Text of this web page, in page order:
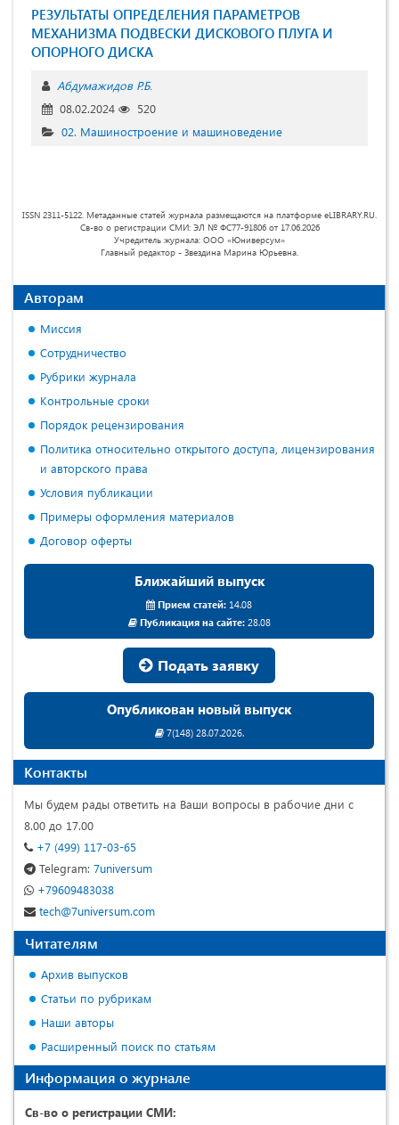
РЕЗУЛЬТАТЫ ОПРЕДЕЛЕНИЯ ПАРАМЕТРОВ
МЕХАНИЗМА ПОДВЕСКИ ДИСКОВОГО ПЛУГА И
ОПОРНОГО ДИСКА
Абдумажидов Р.Б.
08.02.2024
520
02. Машиностроение и машиноведение
ISSN 2311-5122. Метаданные статей журнала размещаются на платформе eLIBRARY.RU.
Св-во о регистрации СМИ: ЭЛ № ФС77-91806 от 17.06.2026
Учредитель журнала: ООО «Юниверсум»
Главный редактор - Звездина Марина Юрьевна.
Авторам
Миссия
Сотрудничество
Рубрики журнала
Контрольные сроки
Порядок рецензирования
Политика относительно открытого доступа, лицензирования
и авторского права
Условия публикации
Примеры оформления материалов
Договор оферты
Ближайший выпуск
Прием статей: 14.08
Публикация на сайте:28.08
Подать заявку
Опубликован новый выпуск
7(148) 28.07.2026.
Контакты
Мы будем рады ответить на Ваши вопросы в рабочие дни с
8.00 до 17.00
+7 (499) 117-03-65
Telegram: 7universum
+79609483038
tech@7universum.com
Читателям
Архив выпусков
Статьи по рубрикам
Наши авторы
Расширенный поиск по статьям
Информация о журнале
Св-во о регистрации СМИ: